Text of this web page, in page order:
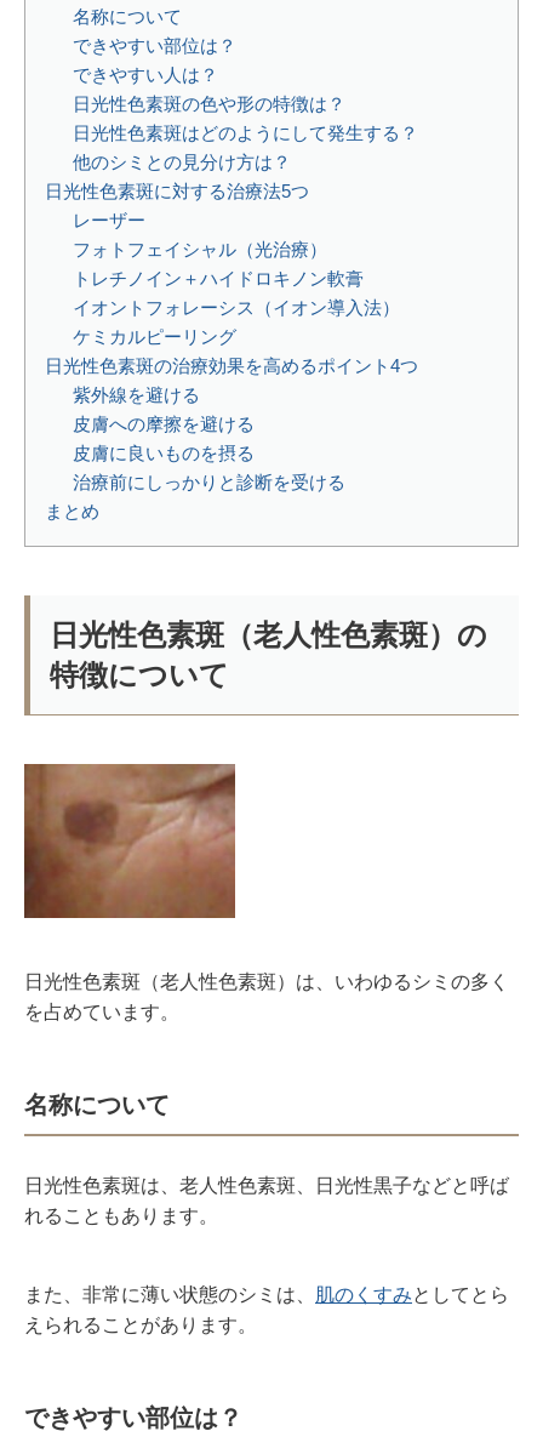
名称について
できやすい部位は？
できやすい人は？
日光性色素斑の色や形の特徴は？
日光性色素斑はどのようにして発生する？
他のシミとの見分け方は？
日光性色素斑に対する治療法5つ
レーザー
フォトフェイシャル（光治療）
トレチノイン＋ハイドロキノン軟膏
イオントフォレーシス（イオン導入法）
ケミカルピーリング
日光性色素斑の治療効果を高めるポイント4つ
紫外線を避ける
皮膚への摩擦を避ける
皮膚に良いものを摂る
治療前にしっかりと診断を受ける
まとめ
日光性色素斑（老人性色素斑）の
特徴について
日光性色素斑（老人性色素斑）は、いわゆるシミの多く
を占めています。
名称について
日光性色素斑は、老人性色素斑、日光性黒子などと呼ば
れることもあります。
また、非常に薄い状態のシミは、 肌のくすみとしてとら
えられることがあります。
できやすい部位は？